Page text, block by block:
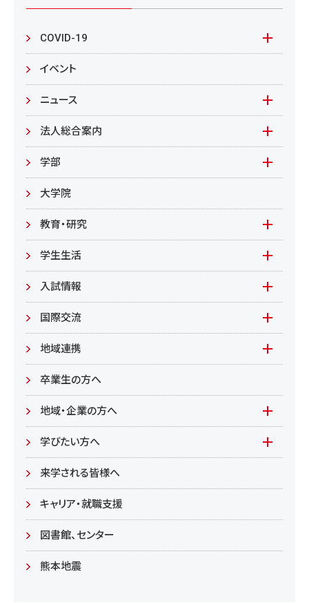
COVID-19
本学の対応
在学生の皆様へ
来学される皆様へ
イベント
ニュース
報道資料
基本情報
法人総合案内
入札情報
教職員募集
教職員募集（教員）
学部
文学部
日文
英米
環境資源
居住環境
食健康
教育/学部・大学院
大学院
教育・研究
教育
地域連携型学生研究(旧学生GP)
もやいすと育成プログラム
学生生活
在学生の方へ
入試情報
入試情報(学部)
入試情報(大学院)
国際交流
Global Lounge
地域連携
公開講座
卒業生の方へ
地域・企業の方へ
学びたい方へ(生涯学習)
学びたい方へ
学部
大学院
来学される皆様へ
キャリア・就職支援
図書館、センター
熊本地震